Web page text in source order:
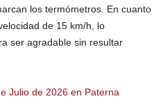
los termómetros. En cuanto
de 15 km/h, lo
ser agradable sin resultar
Julio de 2026 en Paterna